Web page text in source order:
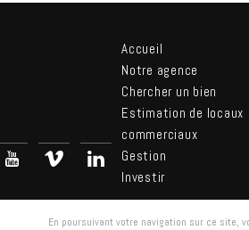
Accueil
Notre agence
Chercher un bien
Estimation de locaux
commerciaux
Gestion
Investir
En poursuivant votre navigation sur ce